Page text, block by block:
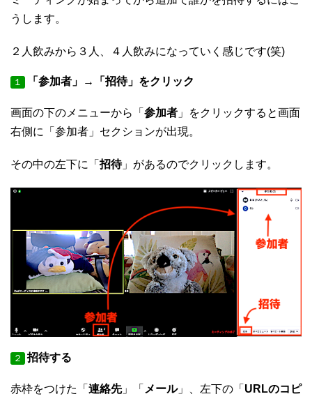
うします。
２人飲みから３人、４人飲みになっていく感じです(笑)
１ 「参加者」→「招待」をクリック
画面の下のメニューから「 参加者 」をクリックすると画面
右側に「参加者」セクションが出現。
その中の左下に「 招待」があるのでクリックします。
２ 招待する
赤枠をつけた「 連絡先」「 メール」、左下の「 URLのコピ